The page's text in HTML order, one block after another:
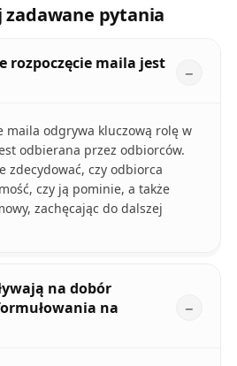
zadawane pytania
rozpoczęcie maila jest
maila odgrywa kluczową rolę w
odbierana przez odbiorców.
zdecydować, czy odbiorca
czy ją pominie, a także
zachęcając do dalszej
na dobór
na